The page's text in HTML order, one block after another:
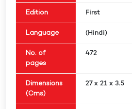
Edition First
Language (Hindi)
No. of
pages
472
Dimensions
(Cms)
27 x 21 x 3.5